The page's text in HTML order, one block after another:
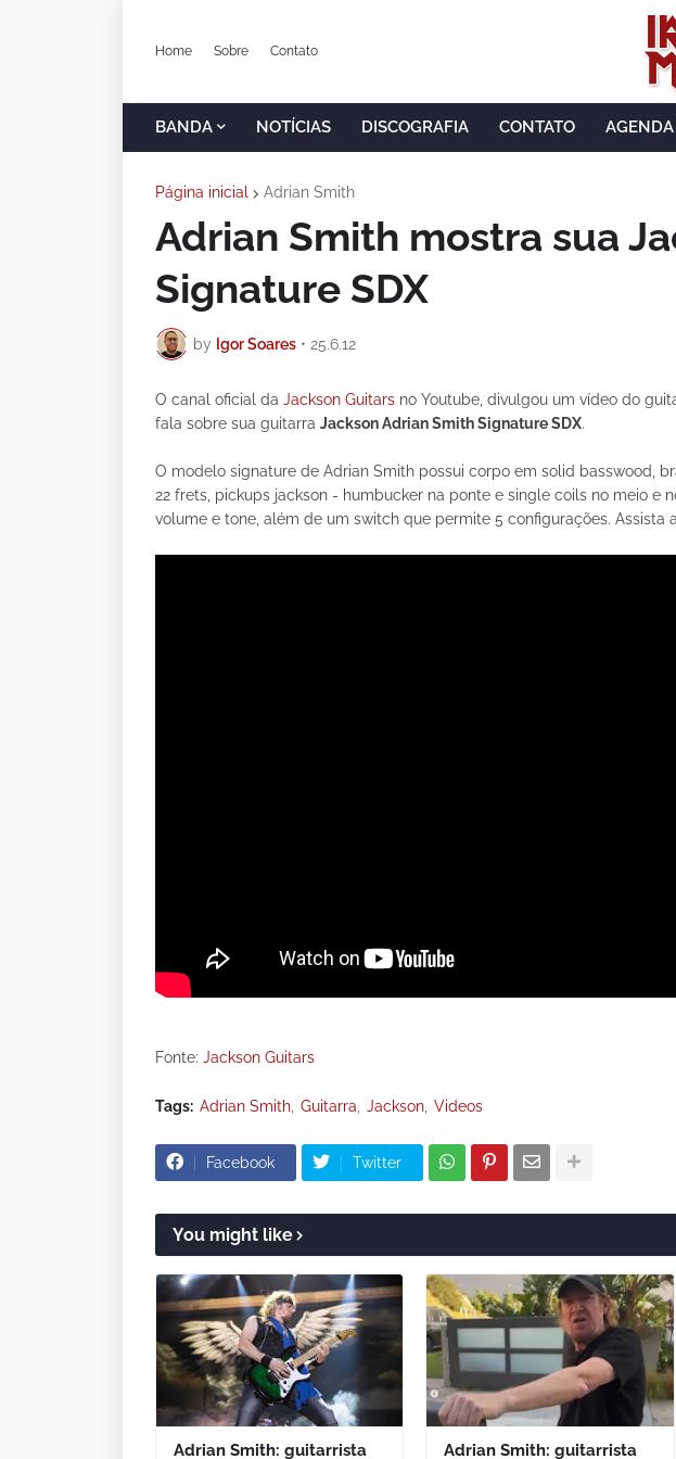
Home Sobre Contato
BANDA NOTÍCIAS DISCOGRAFIA CONTATO AGENDA
Página inicial Adrian Smith
Adrian Smith mostra sua
Signature SDX
by Igor Soares • 25.6.12
O canal oficial da Jackson Guitars no Youtube, divulgou um vídeo do
fala sobre sua guitarra JacksonAdrian Smith Signature SDX.
O modelo signature de Adrian Smith possui corpo em solid basswood,
22 frets, pickups jackson - humbucker na ponte e single coils no meio e
volume e tone, além de um switch que permite 5 configurações. Assista
Fonte: Jackson Guitars
Tags: Adrian Smith Guitarra Jackson Videos
Facebook Twitter
You might like
Adrian Smith: guitarrista Adrian Smith: guitarrista